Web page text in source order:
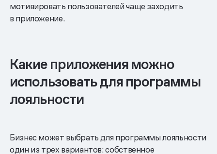
мотивировать пользователей чаще заходить
в приложение.
Какие приложения можно
использовать для программы
лояльности
Бизнес может выбрать для программы лояльности
один из трех вариантов: собственное